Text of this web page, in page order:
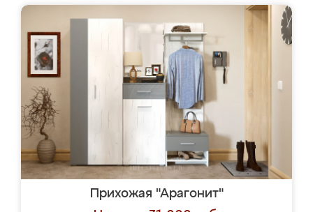
Прихожая "Арагонит"